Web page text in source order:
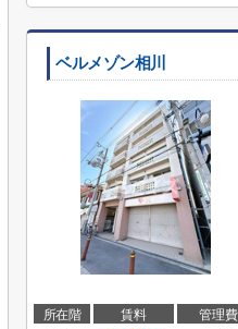
ベルメゾン相川
所在階 賃料 管理